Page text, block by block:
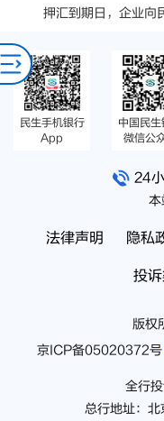
押汇到期日，企业向民
民生手机银行
App
中国民生
微信公
24
法律声明 隐私
投
版权
京ICP备05020372号
全行
总行地址：